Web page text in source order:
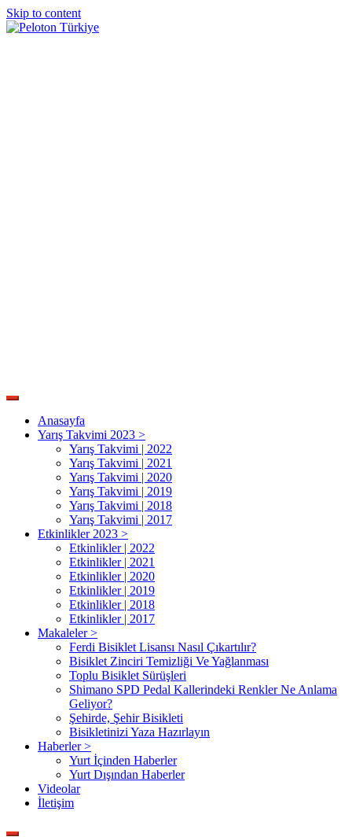
Skip to content
Anasayfa
Yarış Takvimi 2023 >
Yarış Takvimi | 2022
Yarış Takvimi | 2021
Yarış Takvimi | 2020
Yarış Takvimi | 2019
Yarış Takvimi | 2018
Yarış Takvimi | 2017
Etkinlikler 2023 >
Etkinlikler | 2022
Etkinlikler | 2021
Etkinlikler | 2020
Etkinlikler | 2019
Etkinlikler | 2018
Etkinlikler | 2017
Makaleler >
Ferdi Bisiklet Lisansı Nasıl Çıkartılır?
Bisiklet Zinciri Temizliği Ve Yağlanması
Toplu Bisiklet Sürüşleri
Shimano SPD Pedal Kallerindeki Renkler Ne Anlama
Geliyor?
Şehirde, Şehir Bisikleti
Bisikletinizi Yaza Hazırlayın
Haberler >
Yurt İçinden Haberler
Yurt Dışından Haberler
Videolar
İletişim